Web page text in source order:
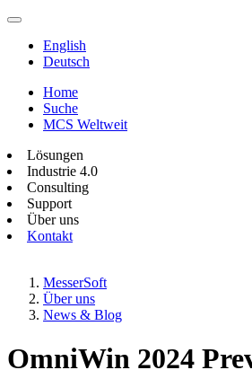
English
Deutsch
Home
Suche
MCS Weltweit
Lösungen
Industrie 4.0
Consulting
Support
Über uns
Kontakt
MesserSoft
Über uns
News & Blog
OmniWin 2024